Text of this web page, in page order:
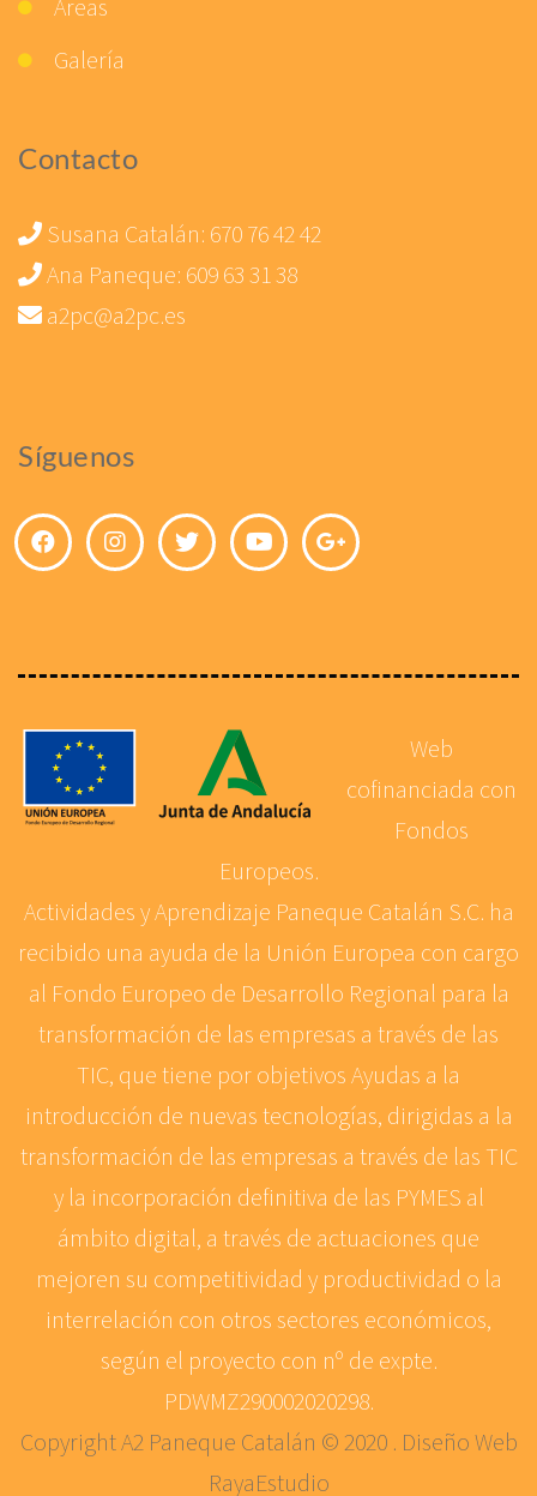
Áreas
Galería
Contacto
Susana Catalán: 670 76 42 42
Ana Paneque: 609 63 31 38
a2pc@a2pc.es
Síguenos
Web
cofinanciada con
Fondos
Europeos.
Actividades y Aprendizaje Paneque Catalán S.C. ha
recibido una ayuda de la Unión Europea con cargo
al Fondo Europeo de Desarrollo Regional para la
transformación de las empresas a través de las
TIC, que tiene por objetivos Ayudas a la
introducción de nuevas tecnologías, dirigidas a la
transformación de las empresas a través de las TIC
y la incorporación definitiva de las PYMES al
ámbito digital, a través de actuaciones que
mejoren su competitividad y productividad o la
interrelación con otros sectores económicos,
según el proyecto con nº de expte.
PDWMZ290002020298.
Copyright A2 Paneque Catalán © 2020 . Diseño Web
RayaEstudio